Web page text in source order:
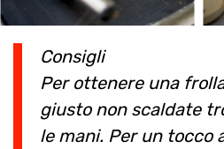
Consigli
Per ottenere una
giusto non scaldate
le mani. Per un tocco